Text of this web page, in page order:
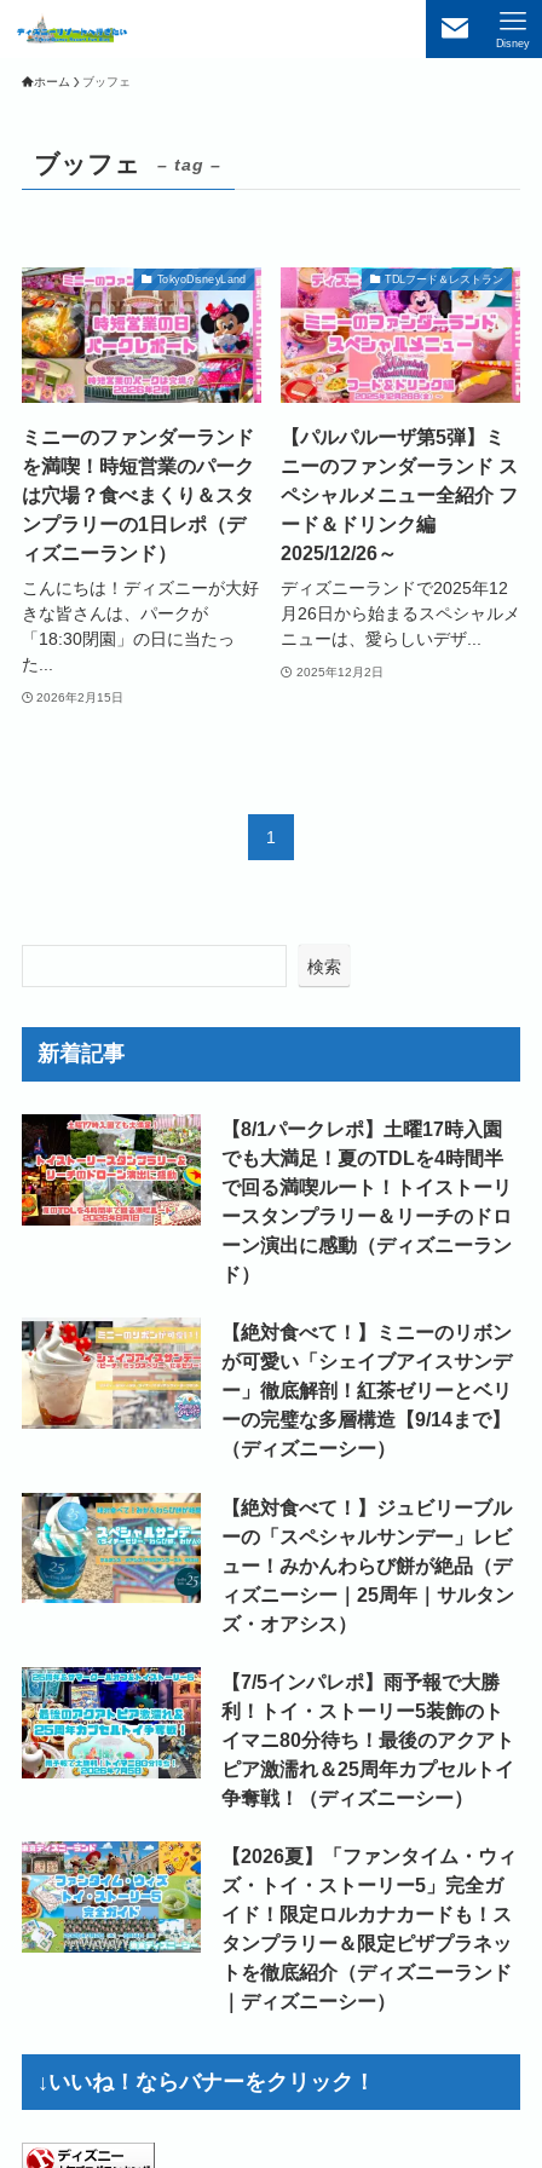
Disney
ホーム ブッフェ
ブッフェ – tag –
TokyoDisneyLand
ミニーのファンダーランド
を満喫！時短営業のパーク
は穴場？食べまくり＆スタ
ンプラリーの1日レポ（デ
ィズニーランド）
こんにちは！ディズニーが大好
きな皆さんは、パークが
「18:30閉園」の日に当たっ
た...
2026年2月15日
TDLフード＆レストラン
【パルパルーザ第5弾】ミ
ニーのファンダーランド ス
ペシャルメニュー全紹介 フ
ード＆ドリンク編
2025/12/26～
ディズニーランドで2025年12
月26日から始まるスペシャルメ
ニューは、愛らしいデザ...
2025年12月2日
1
検索
新着記事
【8/1パークレポ】土曜17時入園
でも大満足！夏のTDLを4時間半
で回る満喫ルート！トイストーリ
ースタンプラリー＆リーチのドロ
ーン演出に感動（ディズニーラン
ド）
【絶対食べて！】ミニーのリボン
が可愛い「シェイブアイスサンデ
ー」徹底解剖！紅茶ゼリーとベリ
ーの完璧な多層構造【9/14まで】
（ディズニーシー）
【絶対食べて！】ジュビリーブル
ーの「スペシャルサンデー」レビ
ュー！みかんわらび餅が絶品（デ
ィズニーシー｜25周年｜サルタン
ズ・オアシス）
【7/5インパレポ】雨予報で大勝
利！トイ・ストーリー5装飾のト
イマニ80分待ち！最後のアクアト
ピア激濡れ＆25周年カプセルトイ
争奪戦！（ディズニーシー）
【2026夏】「ファンタイム・ウィ
ズ・トイ・ストーリー5」完全ガ
イド！限定ロルカナカードも！ス
タンプラリー＆限定ピザプラネッ
トを徹底紹介（ディズニーランド
｜ディズニーシー）
↓いいね！ならバナーをクリック！